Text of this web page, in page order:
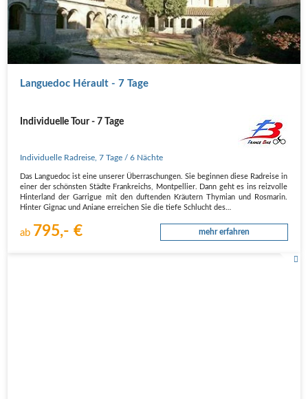
Languedoc Hérault - 7 Tage
Individuelle Tour - 7 Tage
Individuelle Radreise ,7 Tage / 6 Nächte
Das Languedoc ist eine unserer Überraschungen. Sie beginnen diese Radreise in
einer der schönsten Städte Frankreichs, Montpellier. Dann geht es ins reizvolle
Hinterland der Garrigue mit den duftenden Kräutern Thymian und Rosmarin.
Hinter Gignac und Aniane erreichen Sie die tiefe Schlucht des…
ab 795,- € mehr erfahren